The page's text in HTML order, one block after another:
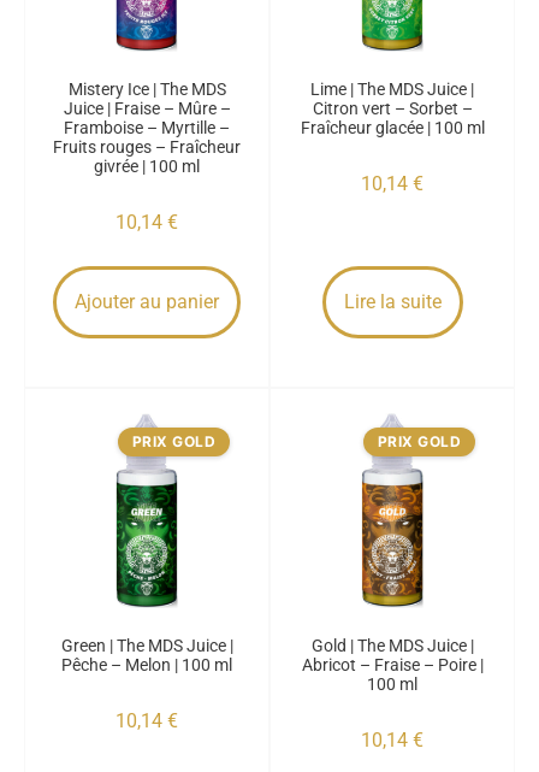
Mistery Ice | The MDS
Juice | Fraise – Mûre –
Framboise – Myrtille –
Fruits rouges – Fraîcheur
givrée | 100 ml
10,14 €
Ajouter au panier
Lime | The MDS Juice |
Citron vert – Sorbet –
Fraîcheur glacée | 100 ml
10,14 €
Lire la suite
PRIX GOLD
Green | The MDS Juice |
Pêche – Melon | 100 ml
10,14 €
PRIX GOLD
Gold | The MDS Juice |
Abricot – Fraise – Poire |
100 ml
10,14 €